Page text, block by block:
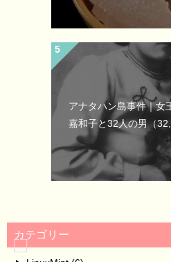
アナタハン島事件｜女
嘉和子と32人の男（
カテゴリー